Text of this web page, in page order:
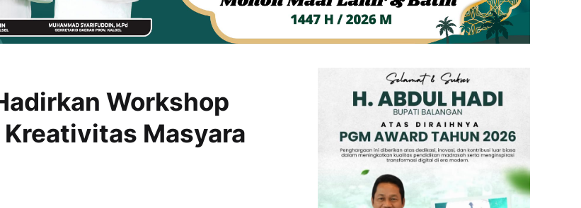
Workshop
Masyara